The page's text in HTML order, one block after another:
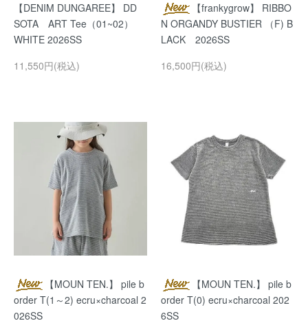
【DENIM DUNGAREE】 DD
SOTA ART Tee（01~02）
WHITE 2026SS
11,550円(税込)
【frankygrow】 RIBBO
N ORGANDY BUSTIER （F) B
LACK 2026SS
16,500円(税込)
【MOUN TEN.】 pile b
order T(1～2) ecru×charcoal 2
026SS
【MOUN TEN.】 pile b
order T(0) ecru×charcoal 202
6SS